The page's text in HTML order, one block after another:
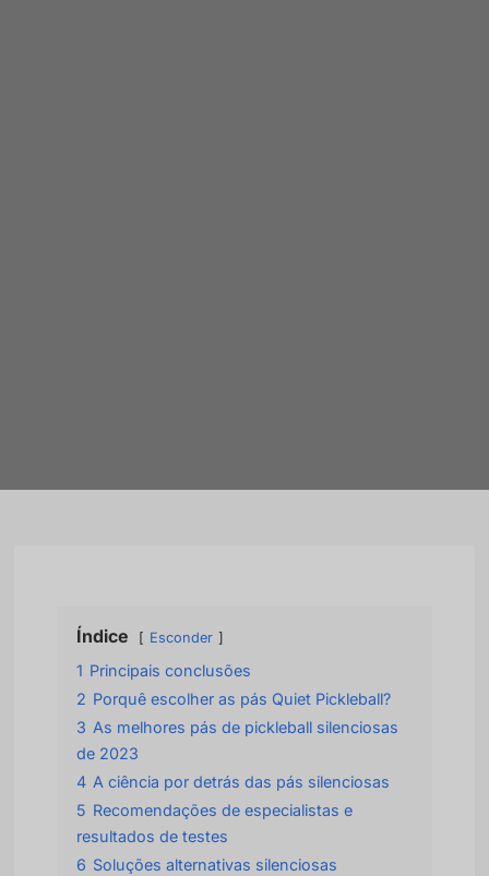
Índice Esconder
1 Principais conclusões
2 Porquê escolher as pás Quiet Pickleball?
3 As melhores pás de pickleball silenciosas
de 2023
4 A ciência por detrás das pás silenciosas
5 Recomendações de especialistas e
resultados de testes
6 Soluções alternativas silenciosas